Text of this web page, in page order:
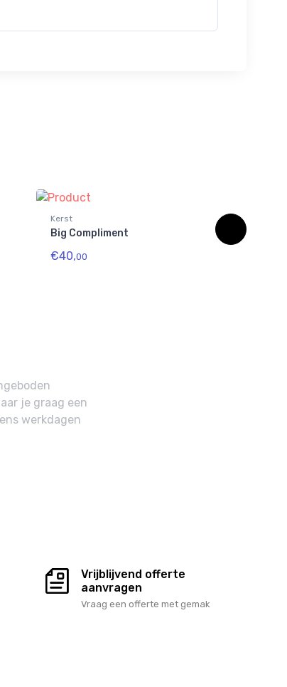
Kerst
Big Compliment
€40,00
je graag een
werkdagen
Vrijblijvend offerte
aanvragen
Vraag een offerte met gemak